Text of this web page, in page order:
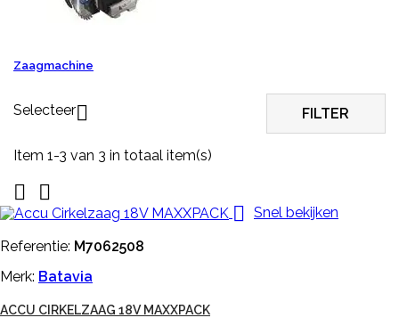
Zaagmachine
Selecteer FILTER
Item 1-3 van 3 in totaal item(s)


 Snel bekijken
Referentie: M7062508
Merk: Batavia
ACCU CIRKELZAAG 18V MAXXPACK